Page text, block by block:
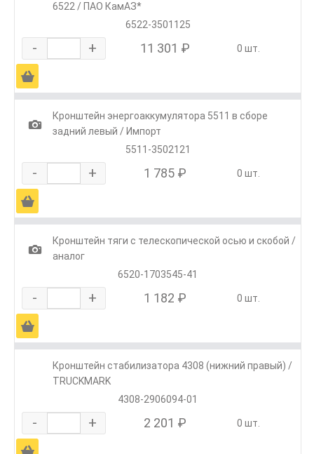
6522 / ПАО КамАЗ*
6522-3501125
- + 11 301 ₽ 0 шт.
Ä
1
Кронштейн энергоаккумулятора 5511 в сборе
задний левый / Импорт
5511-3502121
- + 1 785 ₽ 0 шт.
Ä
1
Кронштейн тяги с телескопической осью и скобой /
аналог
6520-1703545-41
- + 1 182 ₽ 0 шт.
Ä
Кронштейн стабилизатора 4308 (нижний правый) /
TRUCKMARK
4308-2906094-01
- + 2 201 ₽ 0 шт.